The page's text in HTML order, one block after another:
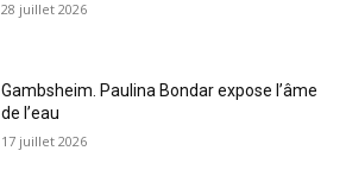
28 juillet 2026
Gambsheim. Paulina Bondar expose l’âme
de l’eau
17 juillet 2026